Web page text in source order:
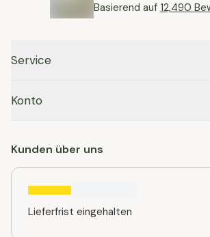
Basierend auf 12,490
Service
Konto
Kunden über uns
Lieferfrist eingehalten